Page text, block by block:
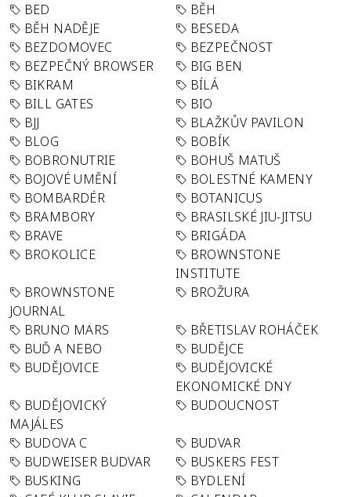
BED
BĚH
BĚH NADĚJE
BESEDA
BEZDOMOVEC
BEZPEČNOST
BEZPEČNÝ BROWSER
BIG BEN
BIKRAM
BÍLÁ
BILL GATES
BIO
BJJ
BLAŽKŮV PAVILON
BLOG
BOBÍK
BOBRONUTRIE
BOHUŠ MATUŠ
BOJOVÉ UMĚNÍ
BOLESTNÉ KAMENY
BOMBARDÉR
BOTANICUS
BRAMBORY
BRASILSKÉ JIU-JITSU
BRAVE
BRIGÁDA
BROKOLICE
BROWNSTONE
INSTITUTE
BROWNSTONE
JOURNAL
BROŽURA
BRUNO MARS
BŘETISLAV ROHÁČEK
BUĎ A NEBO
BUDĚJCE
BUDĚJOVICE
BUDĚJOVICKÉ
EKONOMICKÉ DNY
BUDĚJOVICKÝ
MAJÁLES
BUDOUCNOST
BUDOVA C
BUDVAR
BUDWEISER BUDVAR
BUSKERS FEST
BUSKING
BYDLENÍ